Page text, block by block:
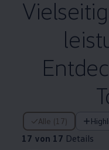
Alle (17)
17 von 17 Details
17 von 17 Details